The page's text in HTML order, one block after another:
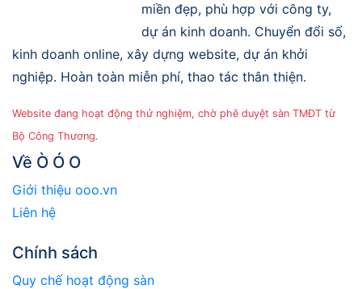
miền đẹp, phù hợp với công ty,
dự án kinh doanh. Chuyển đổi số,
kinh doanh online, xây dựng website, dự án khởi
nghiệp. Hoàn toàn miễn phí, thao tác thân thiện.
Website đang hoạt động thử nghiệm, chờ phê duyệt sàn TMĐT từ
Bộ Công Thương.
Về Ò Ó O
Giới thiệu ooo.vn
Liên hệ
Chính sách
Quy chế hoạt động sàn